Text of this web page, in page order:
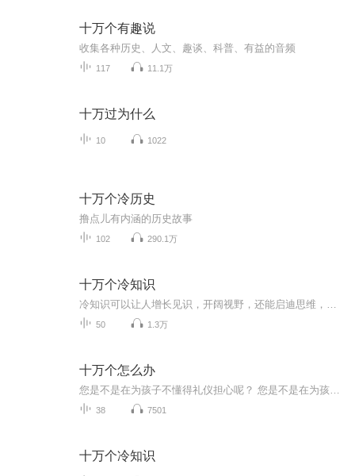
十万个有趣说
收集各种历史、人文、趣谈、科普、有益的音频
117 11.1万
十万过为什么
10 1022
十万个冷历史
撸点儿有内涵的历史故事
102 290.1万
十万个冷知识
50 1.3万
十万个怎么办
38 7501
十万个冷知识